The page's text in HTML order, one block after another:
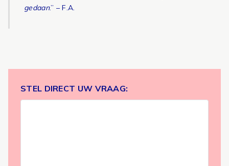
gedaan.” – F.A.
STEL DIRECT UW VRAAG: